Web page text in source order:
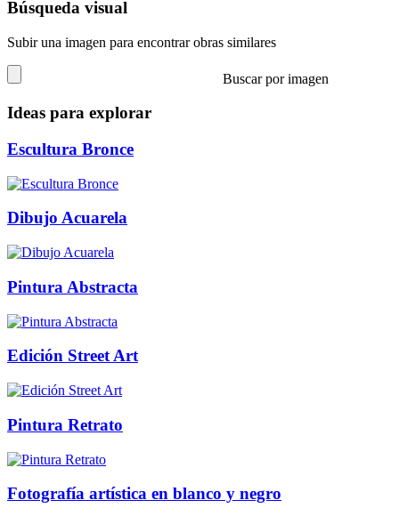
Búsqueda visual
Subir una imagen para encontrar obras similares
Buscar por imagen
Ideas para explorar
Escultura Bronce
Dibujo Acuarela
Pintura Abstracta
Edición Street Art
Pintura Retrato
Fotografía artística en blanco y negro